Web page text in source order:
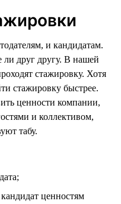
и кандидатам.
ли друг другу. В нашей
стажировку. Хотя
стажировку быстрее.
ценности компании,
и коллективом,
табу.
кандидат ценностям